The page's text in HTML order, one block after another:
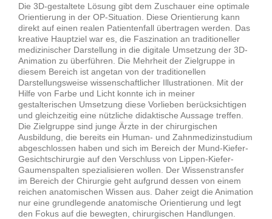
Die 3D-gestaltete Lösung gibt dem Zuschauer eine optimale
Orientierung in der OP-Situation. Diese Orientierung kann
direkt auf einen realen Patientenfall übertragen werden. Das
kreative Hauptziel war es, die Faszination an traditioneller
medizinischer Darstellung in die digitale Umsetzung der 3D-
Animation zu überführen. Die Mehrheit der Zielgruppe in
diesem Bereich ist angetan von der traditionellen
Darstellungsweise wissenschaftlicher Illustrationen. Mit der
Hilfe von Farbe und Licht konnte ich in meiner
gestalterischen Umsetzung diese Vorlieben berücksichtigen
und gleichzeitig eine nützliche didaktische Aussage treffen.
Die Zielgruppe sind junge Ärzte in der chirurgischen
Ausbildung, die bereits ein Human- und Zahnmedizinstudium
abgeschlossen haben und sich im Bereich der Mund-Kiefer-
Gesichtschirurgie auf den Verschluss von Lippen-Kiefer-
Gaumenspalten spezialisieren wollen. Der Wissenstransfer
im Bereich der Chirurgie geht aufgrund dessen von einem
reichen anatomischen Wissen aus. Daher zeigt die Animation
nur eine grundlegende anatomische Orientierung und legt
den Fokus auf die bewegten, chirurgischen Handlungen.